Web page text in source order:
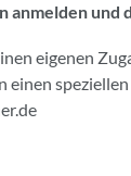
anmelden
eigenen
speziellen